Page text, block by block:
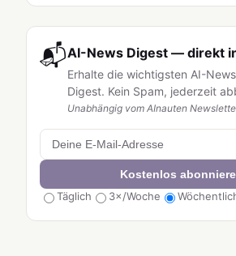
📬AI-News Digest — direkt
Erhalte die wichtigsten AI-
Digest. Kein Spam, jederzeit
Unabhängig vom AInauten
Kostenlos
Täglich
3×/Woche